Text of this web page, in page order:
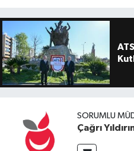
SORUMLU
Çağrı